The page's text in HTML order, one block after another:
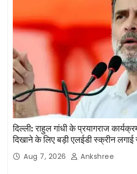
दिल्ली: राहुल गांधी के प्रयागराज
दिखाने के लिए बड़ी एलईडी स्क्रीन लगाई
Aug 7, 2026 Ankshree